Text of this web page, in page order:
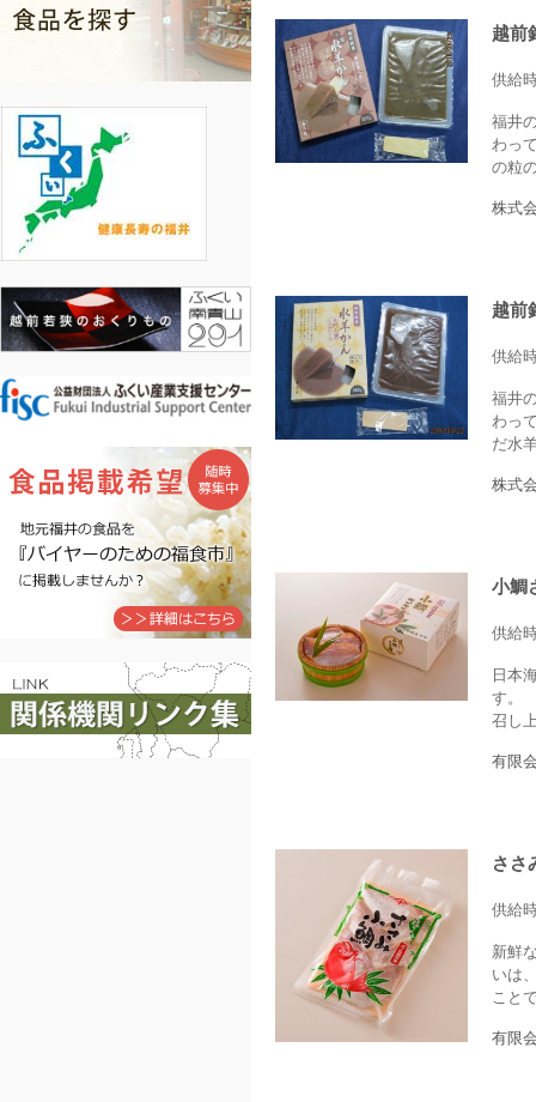
越前
供給
福井
わっ
の粒
株式
越前
供給
福井
わっ
だ水
株式
小鯛
供給
日本
す。
召し
有限
ささ
供給
新鮮
いは
こと
有限